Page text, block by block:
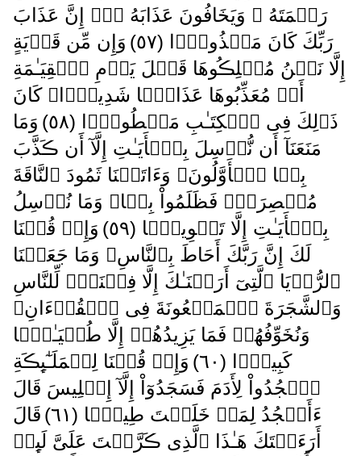
رَحۡمَتَهُ ۥ وَيَخَافُونَ عَذَابَهُ ۥۤ‌ۚ إِنَّ عَذَابَ
رَبِّكَ كَانَ مَحۡذُورً۬ا ( ٥٧ )
وَإِن مِّن قَرۡيَةٍ
إِلَّا نَحۡنُ مُهۡلِڪُوهَا قَبۡلَ يَوۡمِ ٱلۡقِيَـٰمَةِ
أَوۡ مُعَذِّبُوهَا عَذَابً۬ا شَدِيدً۬ا‌ۚ كَانَ
ذَٲلِكَ فِى ٱلۡكِتَـٰبِ مَسۡطُورً۬ا ( ٥٨ )
وَمَا
مَنَعَنَآ أَن نُّرۡسِلَ بِٱلۡأَيَـٰتِ إِلَّآ أَن ڪَذَّبَ
بِہَا ٱلۡأَوَّلُونَ‌ۚ وَءَاتَيۡنَا ثَمُودَ ٱلنَّاقَةَ
مُبۡصِرَةً۬ فَظَلَمُواْ بِہَا‌ۚ وَمَا نُرۡسِلُ
بِٱلۡأَيَـٰتِ إِلَّا تَخۡوِيفً۬ا ( ٥٩ )
وَإِذۡ قُلۡنَا
لَكَ إِنَّ رَبَّكَ أَحَاطَ بِٱلنَّاسِ‌ۚ وَمَا جَعَلۡنَا
ٱلرُّءۡيَا ٱلَّتِىٓ أَرَيۡنَـٰكَ إِلَّا فِتۡنَةً۬ لِّلنَّاسِ
وَٱلشَّجَرَةَ ٱلۡمَلۡعُونَةَ فِى ٱلۡقُرۡءَانِ‌ۚ
وَنُخَوِّفُهُمۡ فَمَا يَزِيدُهُمۡ إِلَّا طُغۡيَـٰنً۬ا
كَبِيرً۬ا ( ٦٠ )
وَإِذۡ قُلۡنَا لِلۡمَلَـٰٓٮِٕڪَةِ
ٱسۡجُدُواْ لِأَدَمَ فَسَجَدُوٓاْ إِلَّآ إِبۡلِيسَ قَالَ
ءَأَسۡجُدُ لِمَنۡ خَلَقۡتَ طِينً۬ا ( ٦١ )
قَالَ
أَرَءَيۡتَكَ هَـٰذَا ٱلَّذِى ڪَرَّمۡتَ عَلَىَّ لَٮِٕنۡ